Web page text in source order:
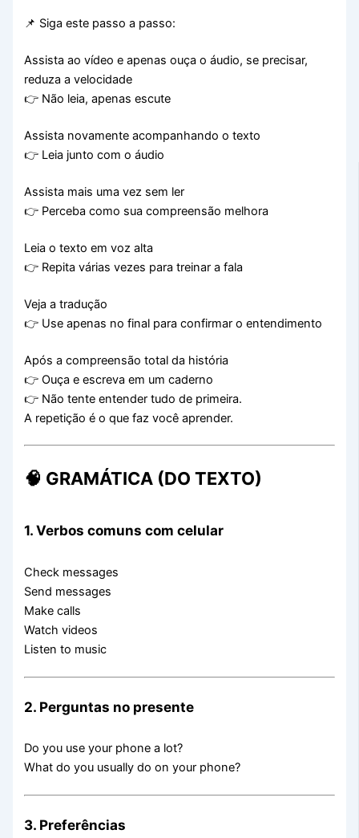
📌 Siga este passo a passo:
Assista ao vídeo e apenas ouça o áudio, se precisar,
reduza a velocidade
👉 Não leia, apenas escute
Assista novamente acompanhando o texto
👉 Leia junto com o áudio
Assista mais uma vez sem ler
👉 Perceba como sua compreensão melhora
Leia o texto em voz alta
👉 Repita várias vezes para treinar a fala
Veja a tradução
👉 Use apenas no final para confirmar o entendimento
Após a compreensão total da história
👉 Ouça e escreva em um caderno
👉 Não tente entender tudo de primeira.
A repetição é o que faz você aprender.
🧠 GRAMÁTICA (DO TEXTO)
1. Verbos comuns com celular
Check messages
Send messages
Make calls
Watch videos
Listen to music
2. Perguntas no presente
Do you use your phone a lot?
What do you usually do on your phone?
3. Preferências